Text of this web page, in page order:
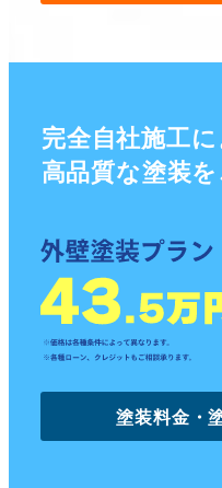
完全自社施工
高品質な塗装
塗装料金・